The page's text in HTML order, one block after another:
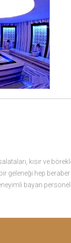
kısır ve
geleneği hep
bayan